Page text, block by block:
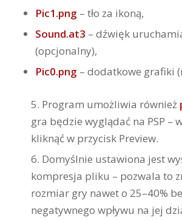
Pic1.png – tło za ikoną,
Sound.at3 – dźwięk
(opcjonalny),
Pic0.png – dodatkowe grafiki
Program umożliwia również
gra będzie wyglądać na PSP –
kliknąć w przycisk Preview.
Domyślnie ustawiona jest
kompresja pliku – pozwala to
rozmiar gry nawet o 25–40%
negatywnego wpływu na jej